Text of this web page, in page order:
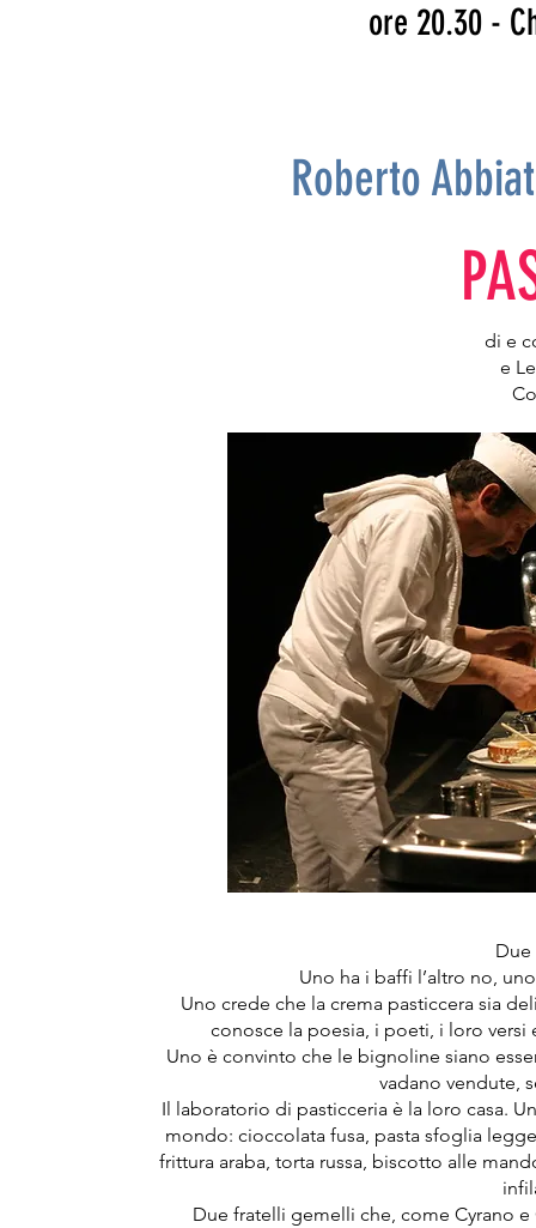
ore 20.30 -
Roberto
di e
e
Uno ha i baffi l’altro no,
Uno crede che la crema pasticcera sia
conosce la poesia, i poeti, i loro
Uno è convinto che le bignoline siano
vadano vendute,
Il laboratorio di pasticceria è la loro casa.
mondo: cioccolata fusa, pasta sfoglia
frittura araba, torta russa, biscotto alle
Due fratelli gemelli che, come Cyrano